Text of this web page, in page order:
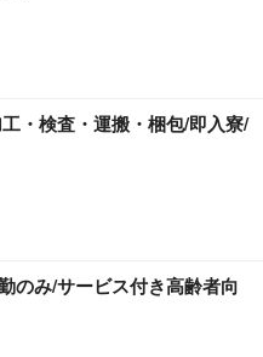
・検査・運搬・梱包/即入寮/
のみ/サービス付き高齢者向